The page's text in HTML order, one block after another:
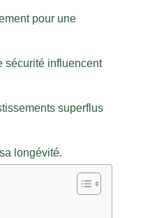
pour une
sécurité influencent
superflus
longévité.